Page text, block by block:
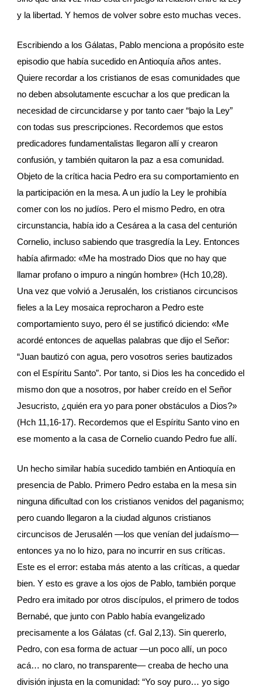
y la libertad. Y hemos de volver sobre esto muchas veces.
Escribiendo a los Gálatas, Pablo menciona a propósito este
episodio que había sucedido en Antioquía años antes.
Quiere recordar a los cristianos de esas comunidades que
no deben absolutamente escuchar a los que predican la
necesidad de circuncidarse y por tanto caer “bajo la Ley”
con todas sus prescripciones. Recordemos que estos
predicadores fundamentalistas llegaron allí y crearon
confusión, y también quitaron la paz a esa comunidad.
Objeto de la crítica hacia Pedro era su comportamiento en
la participación en la mesa. A un judío la Ley le prohibía
comer con los no judíos. Pero el mismo Pedro, en otra
circunstancia, había ido a Cesárea a la casa del centurión
Cornelio, incluso sabiendo que trasgredía la Ley. Entonces
había afirmado: «Me ha mostrado Dios que no hay que
llamar profano o impuro a ningún hombre» (Hch 10,28).
Una vez que volvió a Jerusalén, los cristianos circuncisos
fieles a la Ley mosaica reprocharon a Pedro este
comportamiento suyo, pero él se justificó diciendo: «Me
acordé entonces de aquellas palabras que dijo el Señor:
“Juan bautizó con agua, pero vosotros series bautizados
con el Espíritu Santo”. Por tanto, si Dios les ha concedido el
mismo don que a nosotros, por haber creído en el Señor
Jesucristo, ¿quién era yo para poner obstáculos a Dios?»
(Hch 11,16-17). Recordemos que el Espíritu Santo vino en
ese momento a la casa de Cornelio cuando Pedro fue allí.
Un hecho similar había sucedido también en Antioquía en
presencia de Pablo. Primero Pedro estaba en la mesa sin
ninguna dificultad con los cristianos venidos del paganismo;
pero cuando llegaron a la ciudad algunos cristianos
circuncisos de Jerusalén —los que venían del judaísmo—
entonces ya no lo hizo, para no incurrir en sus críticas.
Este es el error: estaba más atento a las críticas, a quedar
bien. Y esto es grave a los ojos de Pablo, también porque
Pedro era imitado por otros discípulos, el primero de todos
Bernabé, que junto con Pablo había evangelizado
precisamente a los Gálatas (cf. Gal 2,13). Sin quererlo,
Pedro, con esa forma de actuar —un poco allí, un poco
acá… no claro, no transparente— creaba de hecho una
división injusta en la comunidad: “Yo soy puro… yo sigo